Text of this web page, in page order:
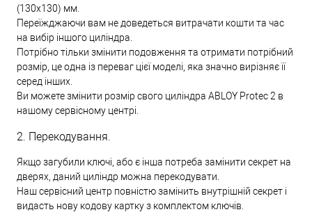
(130х130) мм.
Переїжджаючи вам не доведеться витрачати кошти та час
на вибір іншого циліндра.
Потрібно тільки змінити подовження та отримати потрібний
розмір, це одна із переваг цієї моделі, яка значно вирізняє її
серед інших.
Ви можете змінити розмір свого циліндра ABLOY Protec 2 в
нашому сервісному центрі.
2. Перекодування.
Якщо загубили ключі, або є інша потреба замінити секрет на
дверях, даний циліндр можна перекодувати.
Наш сервісний центр повністю замінить внутрішній секрет і
видасть нову кодову картку з комплектом ключів.